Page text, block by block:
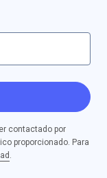
contactado por
proporcionado. Para
.